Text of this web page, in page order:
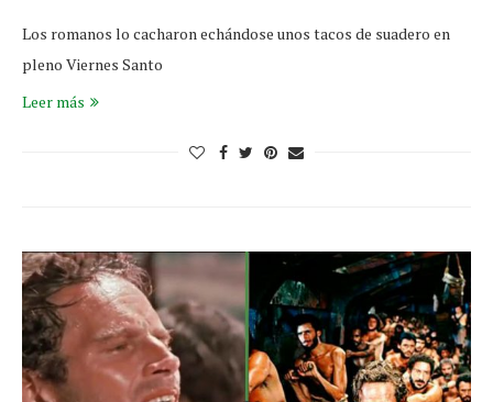
Los romanos lo cacharon echándose unos tacos de suadero en
pleno Viernes Santo
Leer más